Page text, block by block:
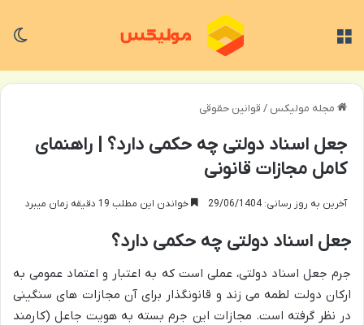
مجله مولیکس / قوانین حقوقی
جعل اسناد دولتی چه حکمی دارد؟ | راهنمای
کامل مجازات قانونی
آخرین به روز رسانی: 29/06/1404 خواندن این مطلب 19 دقیقه زمان میبرد
جعل اسناد دولتی چه حکمی دارد؟
جرم جعل اسناد دولتی، عملی است که به اعتبار و اعتماد عمومی به
ارکان دولت لطمه می زند و قانونگذار برای آن مجازات های سنگینی
در نظر گرفته است. مجازات این جرم بسته به هویت جاعل (کارمند